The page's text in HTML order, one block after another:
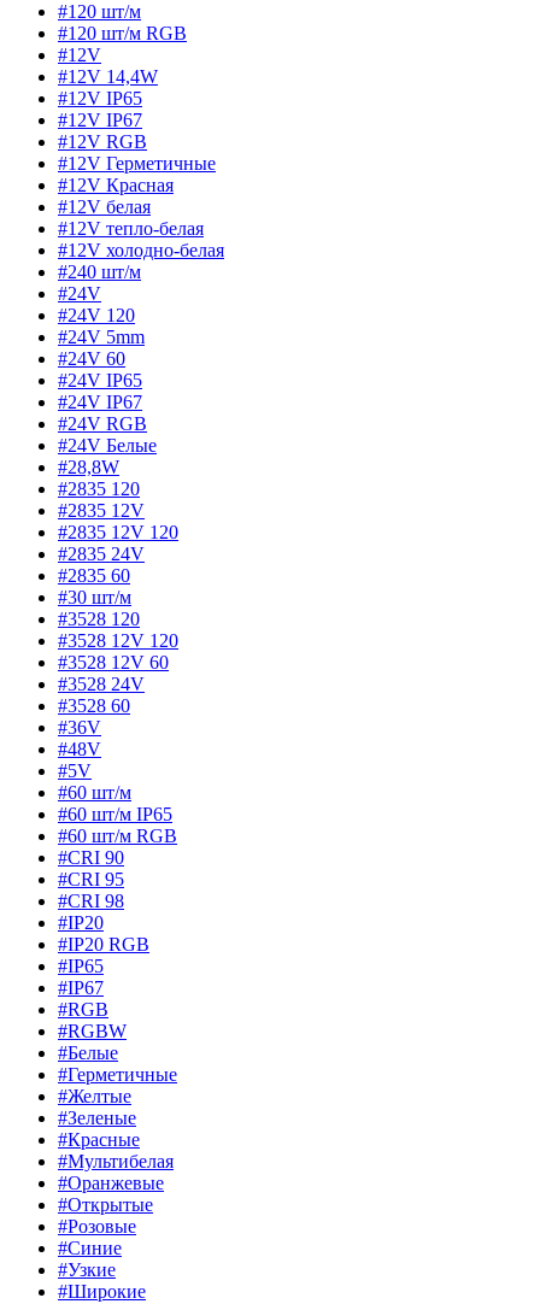
#120 шт/м
#120 шт/м RGB
#12V
#12V 14,4W
#12V IP65
#12V IP67
#12V RGB
#12V Герметичные
#12V Красная
#12V белая
#12V тепло-белая
#12V холодно-белая
#240 шт/м
#24V
#24V 120
#24V 5mm
#24V 60
#24V IP65
#24V IP67
#24V RGB
#24V Белые
#28,8W
#2835 120
#2835 12V
#2835 12V 120
#2835 24V
#2835 60
#30 шт/м
#3528 120
#3528 12V 120
#3528 12V 60
#3528 24V
#3528 60
#36V
#48V
#5V
#60 шт/м
#60 шт/м IP65
#60 шт/м RGB
#CRI 90
#CRI 95
#CRI 98
#IP20
#IP20 RGB
#IP65
#IP67
#RGB
#RGBW
#Белые
#Герметичные
#Желтые
#Зеленые
#Красные
#Мультибелая
#Оранжевые
#Открытые
#Розовые
#Синие
#Узкие
#Широкие